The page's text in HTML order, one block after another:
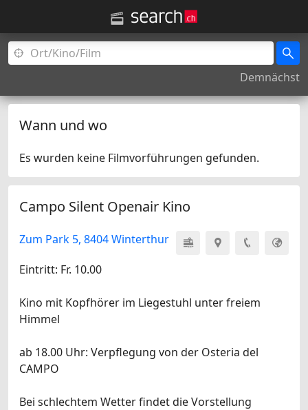
Demnächst
Wann und wo
Es wurden keine Filmvorführungen gefunden.
Campo Silent Openair Kino
Zum Park 5, 8404 Winterthur
Eintritt: Fr. 10.00
Kino mit Kopfhörer im Liegestuhl unter freiem
Himmel
ab 18.00 Uhr: Verpflegung von der Osteria del
CAMPO
Bei schlechtem Wetter findet die Vorstellung